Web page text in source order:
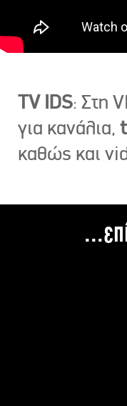
TV IDS: Στη
για κανάλια,
καθώς και